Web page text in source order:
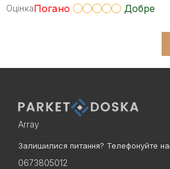
ОцінкаПогано Добре
Array
Залишилися питання? Телефонуйте
0673805012